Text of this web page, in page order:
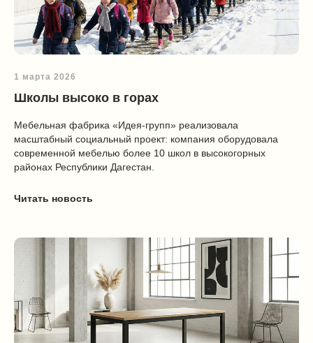
1 марта 2026
Школы высоко в горах
Мебельная фабрика «Идея‑групп» реализовала
масштабный социальный проект: компания оборудовала
современной мебелью более 10 школ в высокогорных
районах Республики Дагестан.
Читать новость